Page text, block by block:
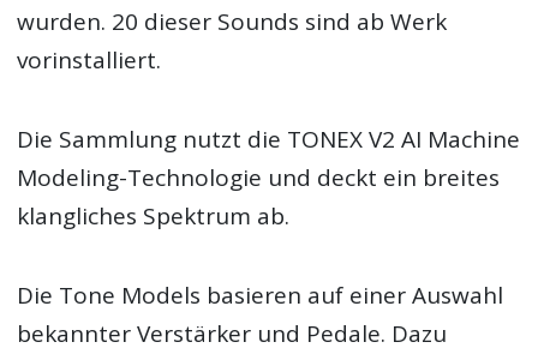
wurden. 20 dieser Sounds sind ab Werk
vorinstalliert.
Die Sammlung nutzt die TONEX V2 AI Machine
Modeling-Technologie und deckt ein breites
klangliches Spektrum ab.
Die Tone Models basieren auf einer Auswahl
bekannter Verstärker und Pedale. Dazu